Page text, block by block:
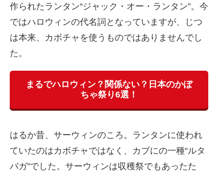
作られたランタン“ジャック・オー・ランタン”。今
ではハロウィンの代名詞となっていますが、じつ
は本来、カボチャを使うものではありませんでし
た。
まるでハロウィン？関係ない？日本のかぼ
ちゃ祭り6選！
はるか昔、サーウィンのころ。ランタンに使われ
ていたのはカボチャではなく、カブにの一種“ルタ
バガ”でした。サーウィンは収穫祭でもあったた